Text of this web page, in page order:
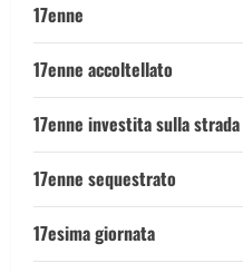
17enne
17enne accoltellato
17enne investita sulla strada
17enne sequestrato
17esima giornata